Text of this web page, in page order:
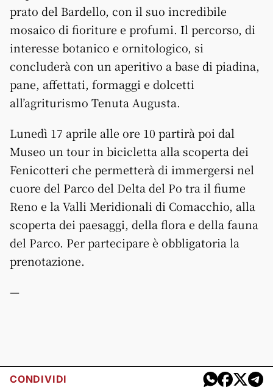
prato del Bardello, con il suo incredibile
mosaico di fioriture e profumi. Il percorso, di
interesse botanico e ornitologico, si
concluderà con un aperitivo a base di piadina,
pane, affettati, formaggi e dolcetti
all’agriturismo Tenuta Augusta.
Lunedì 17 aprile alle ore 10 partirà poi dal
Museo un tour in bicicletta alla scoperta dei
Fenicotteri che permetterà di immergersi nel
cuore del Parco del Delta del Po tra il fiume
Reno e la Valli Meridionali di Comacchio, alla
scoperta dei paesaggi, della flora e della fauna
del Parco. Per partecipare è obbligatoria la
prenotazione.
—
CONDIVIDI